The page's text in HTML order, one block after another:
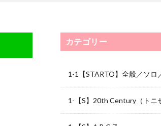
カテゴリー
1-1【STARTO】全般／ソロ
1-【S】20th Century（トニ